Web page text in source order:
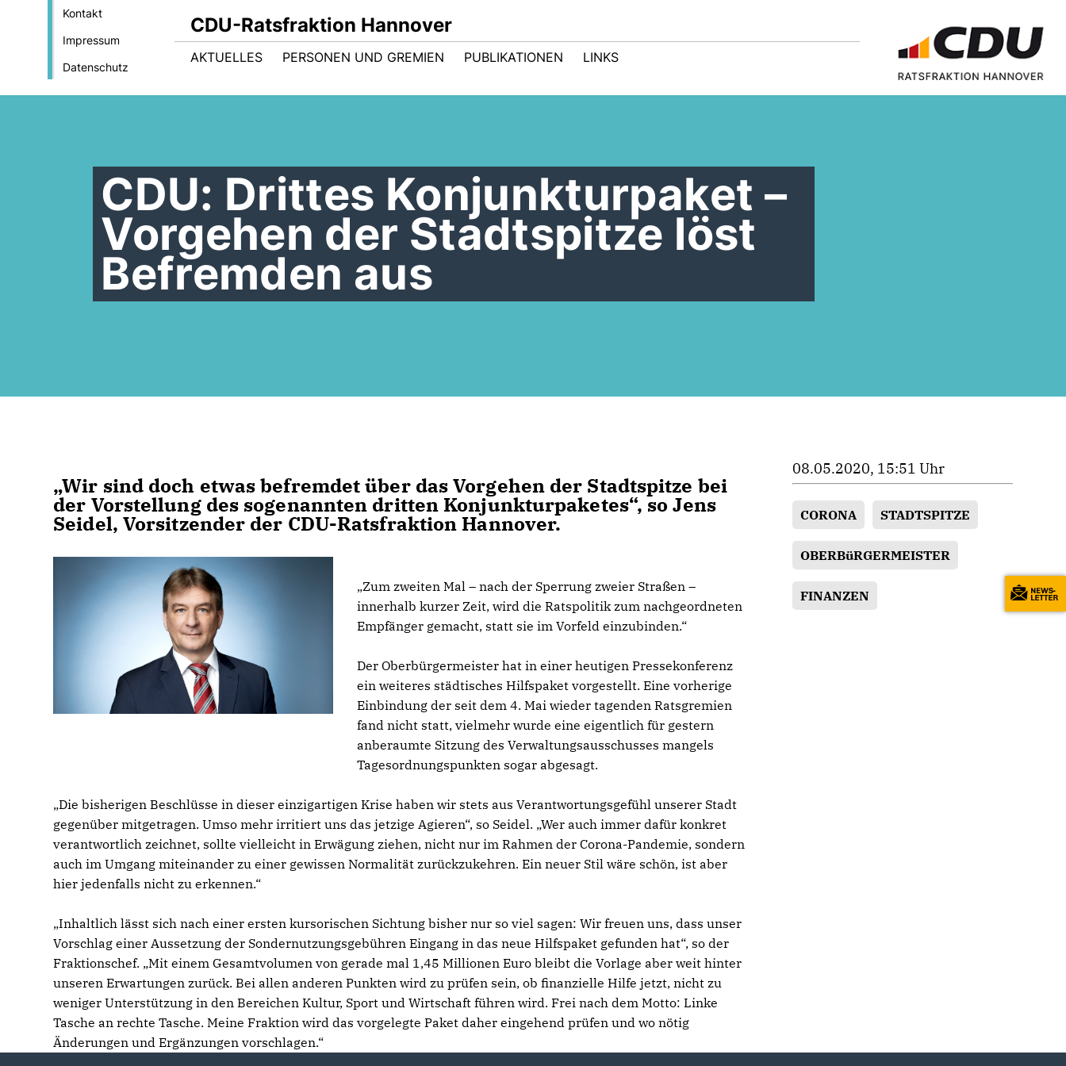
Kontakt
Impressum
Datenschutz
CDU-Ratsfraktion Hannover
AKTUELLES PERSONEN UND GREMIEN PUBLIKATIONEN LINKS
CDU: Drittes Konjunkturpaket –
Vorgehen der Stadtspitze löst
Befremden aus
Wir sind doch etwas befremdet über das Vorgehen der Stadtspitze bei
der Vorstellung des sogenannten dritten Konjunkturpaketes“, so Jens
Seidel, Vorsitzender der CDU-Ratsfraktion Hannover.
Zum zweiten Mal – nach der Sperrung zweier Straßen –
innerhalb kurzer Zeit, wird die Ratspolitik zum nachgeordneten
Empfänger gemacht, statt sie im Vorfeld einzubinden.“
Der Oberbürgermeister hat in einer heutigen Pressekonferenz
ein weiteres städtisches Hilfspaket vorgestellt. Eine vorherige
Einbindung der seit dem 4. Mai wieder tagenden Ratsgremien
fand nicht statt, vielmehr wurde eine eigentlich für gestern
anberaumte Sitzung des Verwaltungsausschusses mangels
Tagesordnungspunkten sogar abgesagt.
Die bisherigen Beschlüsse in dieser einzigartigen Krise haben wir stets aus Verantwortungsgefühl unserer Stadt
gegenüber mitgetragen. Umso mehr irritiert uns das jetzige Agieren“, so Seidel. „Wer auch immer dafür konkret
verantwortlich zeichnet, sollte vielleicht in Erwägung ziehen, nicht nur im Rahmen der Corona-Pandemie, sondern
auch im Umgang miteinander zu einer gewissen Normalität zurückzukehren. Ein neuer Stil wäre schön, ist aber
hier jedenfalls nicht zu erkennen.“
Inhaltlich lässt sich nach einer ersten kursorischen Sichtung bisher nur so viel sagen: Wir freuen uns, dass unser
Vorschlag einer Aussetzung der Sondernutzungsgebühren Eingang in das neue Hilfspaket gefunden hat“, so der
Fraktionschef. „Mit einem Gesamtvolumen von gerade mal 1,45 Millionen Euro bleibt die Vorlage aber weit hinter
unseren Erwartungen zurück. Bei allen anderen Punkten wird zu prüfen sein, ob finanzielle Hilfe jetzt, nicht zu
weniger Unterstützung in den Bereichen Kultur, Sport und Wirtschaft führen wird. Frei nach dem Motto: Linke
Tasche an rechte Tasche. Meine Fraktion wird das vorgelegte Paket daher eingehend prüfen und wo nötig
Änderungen und Ergänzungen vorschlagen.“
08.05.2020, 15:51 Uhr
CORONA STADTSPITZE
OBERBüRGERMEISTER
FINANZEN